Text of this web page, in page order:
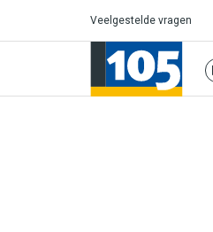
Veelgestelde vragen